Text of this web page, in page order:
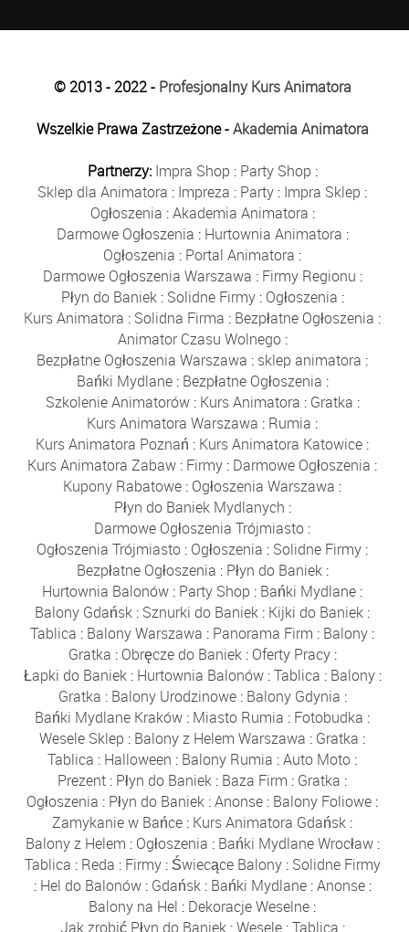
© 2013 - 2022 - Profesjonalny Kurs Animatora
Wszelkie Prawa Zastrzeżone -Akademia Animatora
Partnerzy: Impra Shop : Party Shop :
Sklep dla Animatora : Impreza : Party : Impra Sklep :
Ogłoszenia :Akademia Animatora :
Darmowe Ogłoszenia : Hurtownia Animatora :
Ogłoszenia : Portal Animatora :
Darmowe Ogłoszenia Warszawa : Firmy Regionu :
Płyn do Baniek: Solidne Firmy: Ogłoszenia :
Kurs Animatora : Solidna Firma : Bezpłatne Ogłoszenia :
Animator Czasu Wolnego:
Bezpłatne Ogłoszenia Warszawa : sklep animatora :
Bańki Mydlane: Bezpłatne Ogłoszenia :
Szkolenie Animatorów: Kurs Animatora : Gratka :
Kurs Animatora Warszawa : Rumia :
Kurs Animatora Poznań : Kurs Animatora Katowice :
Kurs Animatora Zabaw : Firmy : Darmowe Ogłoszenia :
Kupony Rabatowe : Ogłoszenia Warszawa :
Płyn do Baniek Mydlanych :
Darmowe Ogłoszenia Trójmiasto :
Ogłoszenia Trójmiasto : Ogłoszenia : Solidne Firmy :
Bezpłatne Ogłoszenia : Płyn do Baniek:
Hurtownia Balonów : Party Shop : Bańki Mydlane :
Balony Gdańsk : Sznurki do Baniek : Kijki do Baniek :
Tablica : Balony Warszawa : Panorama Firm : Balony :
Gratka : Obręcze do Baniek: Oferty Pracy:
Łapki do Baniek: Hurtownia Balonów:Tablica : Balony:
Gratka : Balony Urodzinowe: Balony Gdynia :
Bańki Mydlane Kraków : Miasto Rumia : Fotobudka :
Wesele Sklep : Balony z Helem Warszawa : Gratka :
Tablica : Halloween : Balony Rumia :Auto Moto :
Prezent : Płyn do Baniek : Baza Firm : Gratka :
Ogłoszenia : Płyn do Baniek :Anonse : Balony Foliowe :
Zamykanie w Bańce : Kurs Animatora Gdańsk :
Balony z Helem : Ogłoszenia : Bańki Mydlane Wrocław:
Tablica : Reda : Firmy: Świecące Balony: Solidne Firmy
: Hel do Balonów: Gdańsk: Bańki Mydlane:Anonse:
Balony na Hel : Dekoracje Weselne :
Jak zrobić Płyn do Baniek:Wesele:Tablica :